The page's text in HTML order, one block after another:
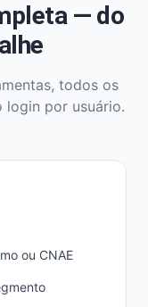
— do
todos os
login por usuário.
ou CNAE